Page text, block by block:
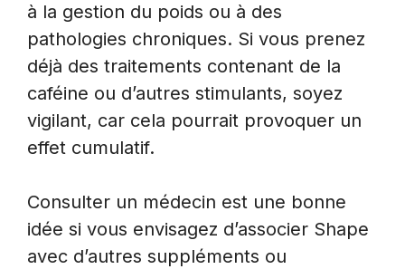
à la gestion du poids ou à des
pathologies chroniques. Si vous prenez
déjà des traitements contenant de la
caféine ou d’autres stimulants, soyez
vigilant, car cela pourrait provoquer un
effet cumulatif.
Consulter un médecin est une bonne
idée si vous envisagez d’associer Shape
avec d’autres suppléments ou